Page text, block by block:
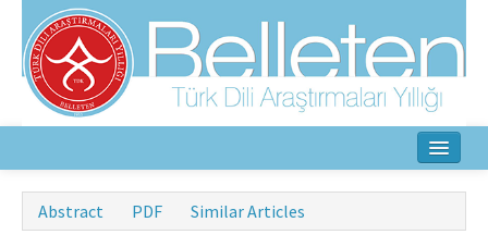
Home
About
Abstract PDF Similar Articles